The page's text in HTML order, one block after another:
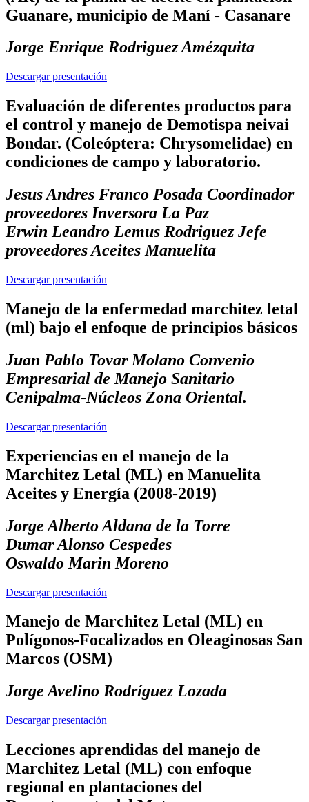
Guanare, municipio de Maní - Casanare
Jorge Enrique Rodriguez Amézquita
Descargar presentación
Evaluación de diferentes productos para
el control y manejo de Demotispa neivai
Bondar. (Coleóptera: Chrysomelidae) en
condiciones de campo y laboratorio.
Jesus Andres Franco Posada Coordinador
proveedores Inversora La Paz
Erwin Leandro Lemus Rodriguez Jefe
proveedores Aceites Manuelita
Descargar presentación
Manejo de la enfermedad marchitez letal
(ml) bajo el enfoque de principios básicos
Juan Pablo Tovar Molano Convenio
Empresarial de Manejo Sanitario
Cenipalma-Núcleos Zona Oriental.
Descargar presentación
Experiencias en el manejo de la
Marchitez Letal (ML) en Manuelita
Aceites y Energía (2008-2019)
Jorge Alberto Aldana de la Torre
Dumar Alonso Cespedes
Oswaldo Marin Moreno
Descargar presentación
Manejo de Marchitez Letal (ML) en
Polígonos-Focalizados en Oleaginosas San
Marcos (OSM)
Jorge Avelino Rodríguez Lozada
Descargar presentación
Lecciones aprendidas del manejo de
Marchitez Letal (ML) con enfoque
regional en plantaciones del